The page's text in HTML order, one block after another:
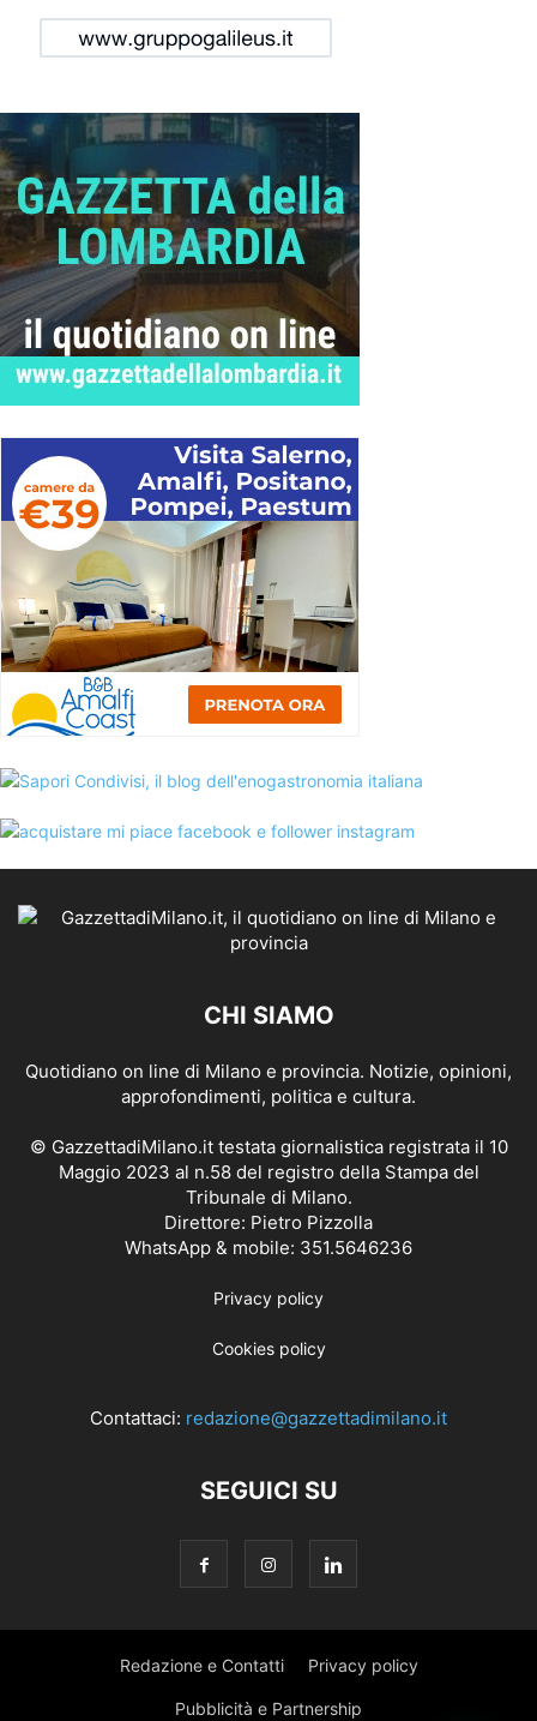
CHI SIAMO
Quotidiano on line di Milano e provincia. Notizie, opinioni,
approfondimenti, politica e cultura.
© GazzettadiMilano.it testata giornalistica registrata il 10
Maggio 2023 al n.58 del registro della Stampa del
Tribunale di Milano.
Direttore: Pietro Pizzolla
WhatsApp & mobile: 351.5646236
Privacy policy
Cookies policy
Contattaci: redazione@gazzettadimilano.it
SEGUICI SU
Redazione e Contatti Privacy policy
Pubblicità e Partnership